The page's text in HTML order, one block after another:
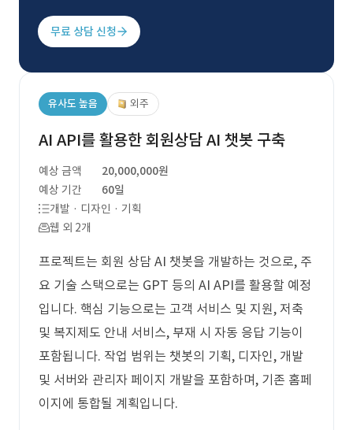
무료 상담 신청
유사도 높음 외주
AI API를 활용한 회원상담 AI 챗봇 구축
예상 금액
20,000,000원
예상 기간
60일
개발 · 디자인 · 기획
웹 외 2개
프로젝트는 회원 상담 AI 챗봇을 개발하는 것으로, 주
요 기술 스택으로는 GPT 등의 AI API를 활용할 예정
입니다. 핵심 기능으로는 고객 서비스 및 지원, 저축
및 복지제도 안내 서비스, 부재 시 자동 응답 기능이
포함됩니다. 작업 범위는 챗봇의 기획, 디자인, 개발
및 서버와 관리자 페이지 개발을 포함하며, 기존 홈페
이지에 통합될 계획입니다.